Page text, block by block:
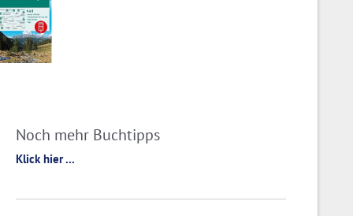
Noch mehr Buchtipps
Klick hier ...